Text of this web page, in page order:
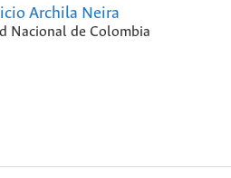
Archila Neira
Nacional de Colombia